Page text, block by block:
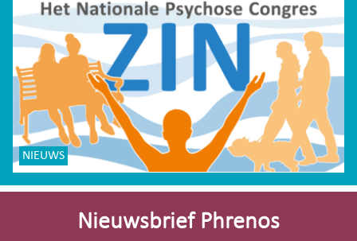
NIEUWS
Site-
Nieuwsbrief Phrenos